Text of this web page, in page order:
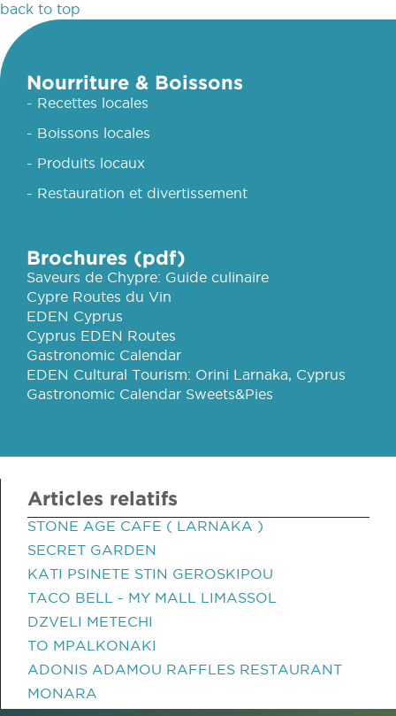
back to top
Nourriture & Boissons
- Recettes locales
- Boissons locales
- Produits locaux
- Restauration et divertissement
Brochures (pdf)
Saveurs de Chypre: Guide culinaire
Cypre Routes du Vin
EDEN Cyprus
Cyprus EDEN Routes
Gastronomic Calendar
EDEN Cultural Tourism: Orini Larnaka, Cyprus
Gastronomic Calendar Sweets&Pies
Articles relatifs
STONE AGE CAFE ( LARNAKA )
SECRET GARDEN
KATI PSINETE STIN GEROSKIPOU
TACO BELL - MY MALL LIMASSOL
DZVELI METECHI
TO MPALKONAKI
ADONIS ADAMOU RAFFLES RESTAURANT
MONARA